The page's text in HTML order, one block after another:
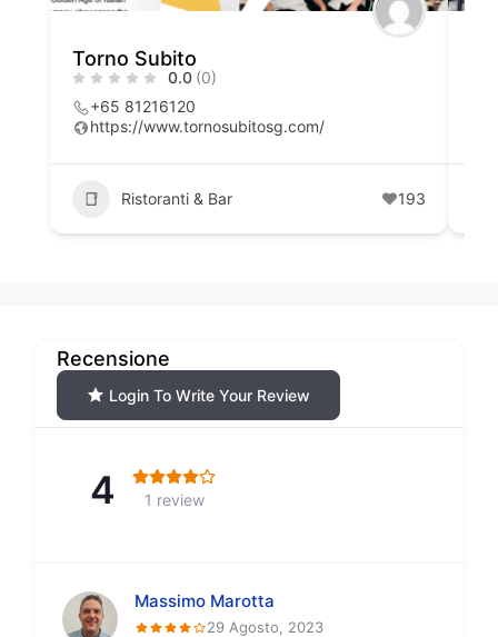
Torno Subito
0.0 (0)
+65 81216120
https://www.tornosubitosg.com/
Ristoranti & Bar 193
Recensione
Login To Write Your Review
4 1 review
Massimo Marotta
29 Agosto, 2023